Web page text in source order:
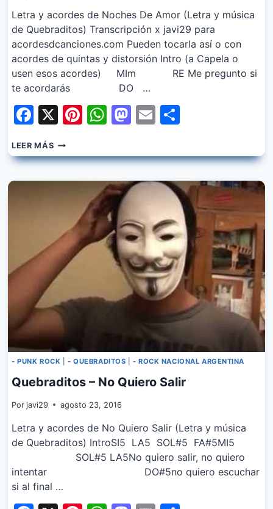
Letra y acordes de Noches De Amor (Letra y música
de Quebraditos) Transcripción x javi29 para
acordesdcanciones.com Pueden tocarla así o con
acordes de quintas y distorsión Intro (a Capela o
usen esos acordes) MIm RE Me pregunto si
te acordarás DO …
Facebook
X Pinterest
WhatsApp
Mastodon
Email
LEER MÁSQUEBRADITOS
–
NOCHES
- PUNK ROCK |- QUEBRADITOS |- ROCK NACIONAL ARGENTINA
Quebraditos – No Quiero Salir
Por javi29 agosto 23, 2016
Letra y acordes de No Quiero Salir (Letra y música
de Quebraditos) IntroSI5 LA5 SOL#5 FA#5MI5
SOL#5 LA5No quiero salir, no quiero
intentar DO#5no quiero escuchar
si al final …